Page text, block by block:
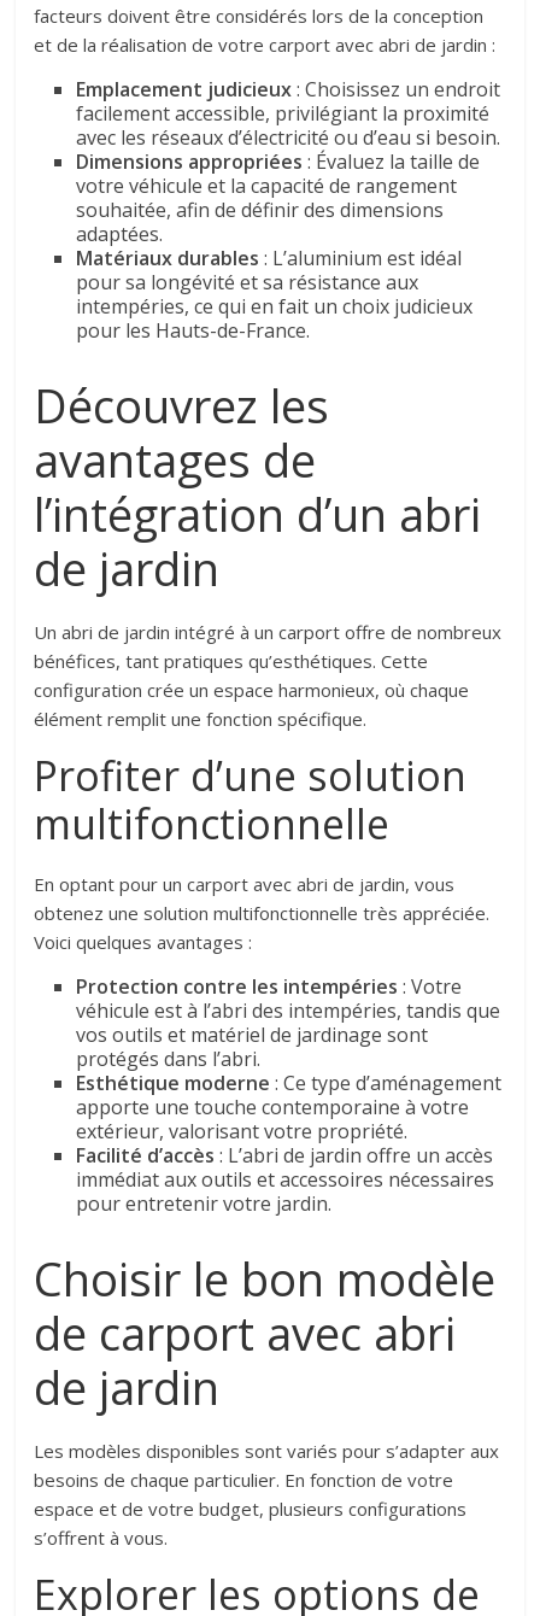
facteurs doivent être considérés lors de la conception
et de la réalisation de votre carport avec abri de jardin :
Emplacement judicieux: Choisissez un endroit
facilement accessible, privilégiant la proximité
avec les réseaux d’électricité ou d’eau si besoin.
Dimensions appropriées : Évaluez la taille de
votre véhicule et la capacité de rangement
souhaitée, afin de définir des dimensions
adaptées.
Matériaux durables : L’aluminium est idéal
pour sa longévité et sa résistance aux
intempéries, ce qui en fait un choix judicieux
pour les Hauts-de-France.
Découvrez les
avantages de
l’intégration d’un abri
de jardin
Un abri de jardin intégré à un carport offre de nombreux
bénéfices, tant pratiques qu’esthétiques. Cette
configuration crée un espace harmonieux, où chaque
élément remplit une fonction spécifique.
Profiter d’une solution
multifonctionnelle
En optant pour un carport avec abri de jardin, vous
obtenez une solution multifonctionnelle très appréciée.
Voici quelques avantages :
Protection contre les intempéries : Votre
véhicule est à l’abri des intempéries, tandis que
vos outils et matériel de jardinage sont
protégés dans l’abri.
Esthétique moderne : Ce type d’aménagement
apporte une touche contemporaine à votre
extérieur, valorisant votre propriété.
Facilité d’accès : L’abri de jardin offre un accès
immédiat aux outils et accessoires nécessaires
pour entretenir votre jardin.
Choisir le bon modèle
de carport avec abri
de jardin
Les modèles disponibles sont variés pour s’adapter aux
besoins de chaque particulier. En fonction de votre
espace et de votre budget, plusieurs configurations
s’offrent à vous.
Explorer les options de